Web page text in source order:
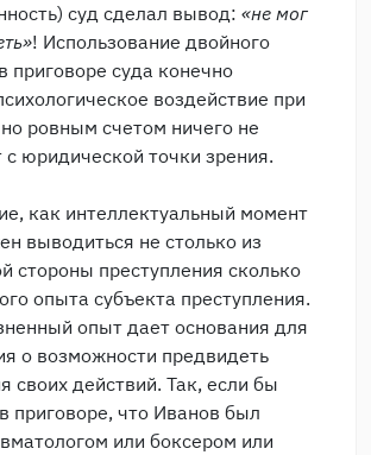
суд сделал вывод: «не мог
! Использование двойного
приговоре суда конечно
воздействие при
ровным счетом ничего не
с юридической точки зрения.
как интеллектуальный момент
выводиться не столько из
стороны преступления сколько
опыта субъекта преступления.
опыт дает основания для
о возможности предвидеть
своих действий. Так, если бы
приговоре, что Иванов был
или боксером или